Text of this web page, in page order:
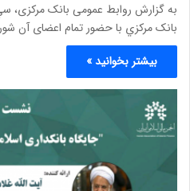
به گزارش روابط عمومی بانک
بانک مرکزي با حضور تمام اعضای آن
بیشتر بخوانید »